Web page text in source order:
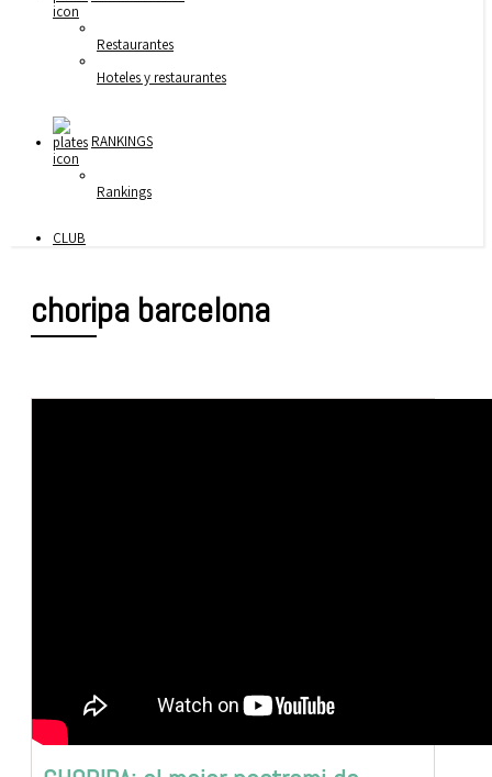
Restaurantes
Hoteles y restaurantes
RANKINGS
Rankings
CLUB
choripa barcelona